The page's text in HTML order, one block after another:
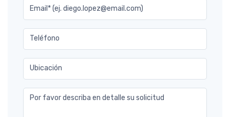
Email* (ej. diego.lopez@email.com)
Teléfono
Ubicación
Por favor describa en detalle su solicitud